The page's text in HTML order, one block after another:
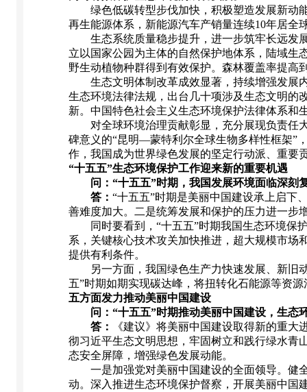
绿色低碳转型步伐加快，积极塑造发展新动能
再生能源体系，新能源汽车产销量连续10年居全
生态系统质量稳步提升，进一步筑牢长远发展
立以国家公园为主体的自然保护地体系，陆域生
野生动植物种群得到有效保护。森林覆盖率提高
生态文明体制改革成效显著，持续增强发展内
生态环境法律法规，出台几十项涉及生态文明的
新。中国特色社会主义生态环境保护法律体系和
对全球环境治理贡献彰显，充分展现负责任大
碑意义的“昆明—蒙特利尔全球生物多样性框架”
作，我国成为世界绿色发展的坚定行动派、重要
“十五五”生态环境保护工作迎来新的重要机遇
问：“十五五”时期，我国发展环境面临深刻
答： “十五五”时期是美丽中国建设承上启下
善难度加大。二是统筹发展和保护的压力进一步
同时要看到，“十五五”时期我国生态环境保护
系，关键核心技术攻关加快推进，超大规模市场
提供有利条件。
另一方面，我国绿色生产力快速发展、新旧动
五”时期如期实现碳达峰，将扭转化石能源等资
五方面发力推动美丽中国建设
问：“十五五”时期推动美丽中国建设，生态
答：
《建议》将美丽中国建设取得新的重
彻习近平生态文明思想，牢固树立和践行绿水青
态安全屏障，增强绿色发展动能。
一是加强党对美丽中国建设的全面领导。健全
动。深入推进生态环境保护督察，开展美丽中国